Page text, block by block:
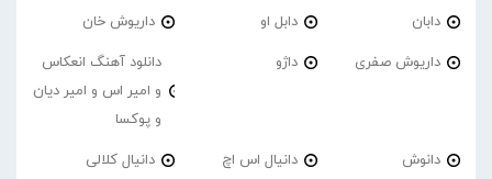
دابان دابل او داریوش خان
داریوش صفری داژو
دانلود آهنگ انعکاس
و امیر اس و امیر دیان
و پوکسا
دانوش دانیال اس اچ دانیال کلالی